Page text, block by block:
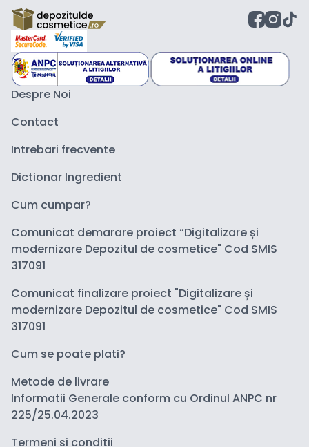
Despre Noi
Contact
Intrebari frecvente
Dictionar Ingredient
Cum cumpar?
Comunicat demarare proiect “Digitalizare și
modernizare Depozitul de cosmetice" Cod SMIS
317091
Comunicat finalizare proiect "Digitalizare și
modernizare Depozitul de cosmetice" Cod SMIS
317091
Cum se poate plati?
Metode de livrare
Informatii Generale conform cu Ordinul ANPC nr
225/25.04.2023
Termeni si conditii